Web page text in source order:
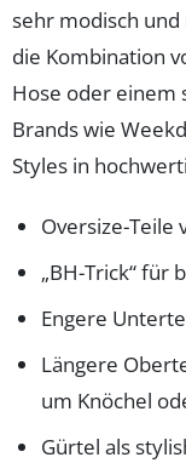
sehr modisch
die Kombination
Hose oder einem
Brands wie
Styles in
Oversize-Teile
„BH-Trick“ für
Engere
Längere
um Knöchel
Gürtel als